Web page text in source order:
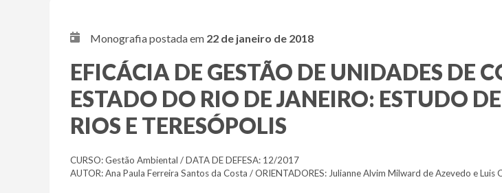
Monografia postada em 22 de janeiro de 2018
EFICÁCIA DE GESTÃO DE UNIDADES DE
ESTADO DO RIO DE JANEIRO: ESTUDO
RIOS E TERESÓPOLIS
CURSO: Gestão Ambiental / DATA DE DEFESA: 12/2017
AUTOR: Ana Paula Ferreira Santos da Costa / ORIENTADORES: Julianne Alvim Milward de Azevedo e